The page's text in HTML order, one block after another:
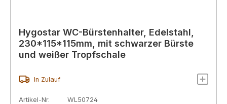
Hygostar WC-Bürstenhalter, Edelstahl,
230*115*115mm, mit schwarzer Bürste
und weißer Tropfschale
In Zulauf
Artikel-Nr.
WL50724